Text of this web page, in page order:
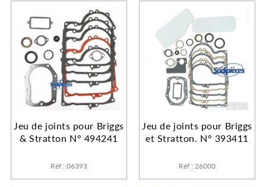
Jeu de joints pour Briggs
& Stratton N° 494241
Réf : 06393
Jeu de joints pour Briggs
et Stratton. N° 393411
Réf : 26000